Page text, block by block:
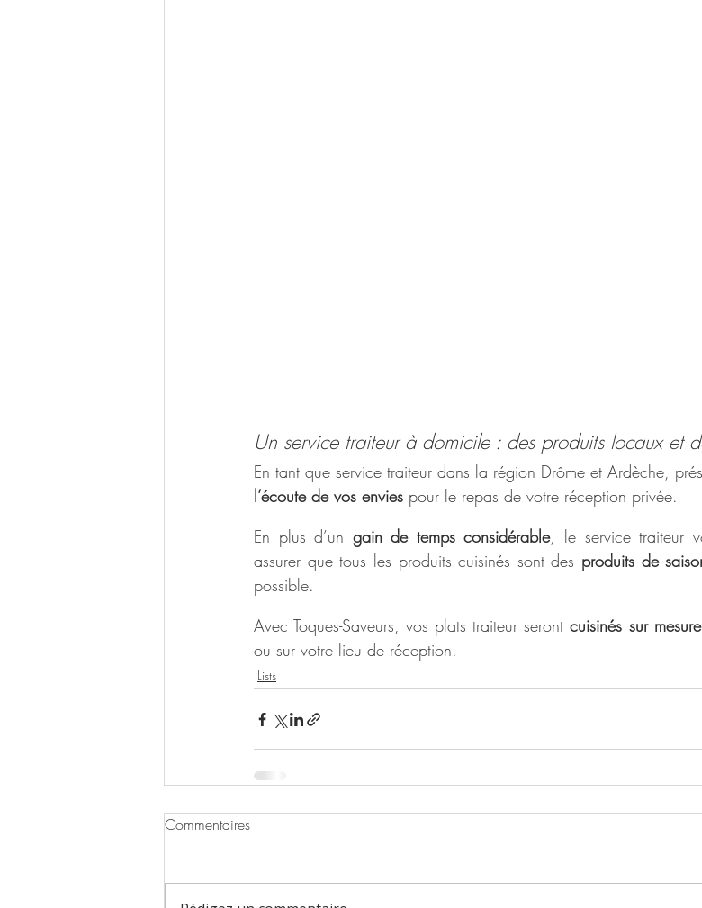
Un service traiteur à domicile : des produits locaux et
En tant que service traiteur dans la région Drôme et Ardèche,
l’écoute de vos envies pour le repas de votre réception privée.
En plus d’un gain de temps considérable, le service traiteur
assurer que tous les produits cuisinés sont des produits de
possible.
Avec Toques-Saveurs, vos plats traiteur seront cuisinés sur mesure
ou sur votre lieu de réception.
Lists
Commentaires